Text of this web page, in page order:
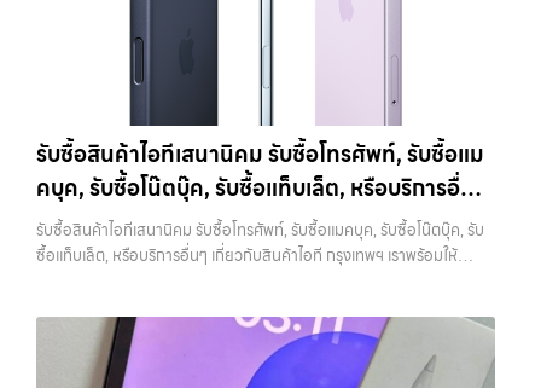
สิ่งที่ควรตรวจสอบ ได้แก่ หน้าจอมีรอยหรือไม่ กล้องใช้งานได้ปกติหรือไม่
ปุ่มต่างๆ กดได้ครบหรือไม่ ลำโพงและไมโครโฟนทำงานหรือไม่ อีกจุดที่
สำคัญคือแบตเตอรี่ ซึ่งสามารถตรวจสอบได้จากเมนู Battery Health หาก
เปอร์เซ็นต์ยังอยู่ในระดับสูง จะช่วยให้ได้ราคาดีกว่าเครื่องที่แบตเสื่อม ในบาง
กรณี การเปลี่ยนแบตก่อนขายอาจช่วยเพิ่มมูลค่าได้ แต่ควรคำนวณต้นทุนให้
ดีว่าคุ้มค่าหรือไม่ 6. เช็คราคาก่อนขายทุกครั้ง การรู้ราคาตลาดก่อนขายเป็น
สิ่งที่ช่วยให้คุณไม่เสียเปรียบ หลายคนขายโดยไม่เช็คข้อมูล ทำให้โดนกด
ราคามากกว่าที่ควรจะเป็น แนะนำให้ลองเปรียบเทียบราคาจากหลายแหล่ง
ทั้งร้านรับซื้อและช่องทางออนไลน์ เพื่อให้เห็นภาพรวมของราคาในตลาด
ครบช่วยเพิ่มราคา แม้จะไม่ใช่ปัจจัยหลัก แต่การมีอุปกรณ์ครบ เช่น กล่อง
สายชาร์จ หรืออุปกรณ์เสริม จะช่วยเพิ่มความน่าสนใจให้กับเครื่อง สำหรับ
บางรุ่น การมีกล่องครบอาจช่วยเพิ่มราคาได้พอสมควร เพราะผู้ซื้อสามารถ
ได้ที่ 15,400 บาทราคาตลาดมือสอง: 22,000 บาท
mini (ปี 2020)iPhone 12 เป็นรุ่นแรกที่รองรับ 5G พร้อมดีไซน์ขอบ
ขึ้นราคารับซื้อ iPhone 12:iPhone 12 64GB รับซื้อได้ที่ 8,750 บาทราคา
เว็บไซต์ที่คุณไว้วางใจได้ สำหรับบริการ รับซื้อ มือถือ iPhone, Samsung,
iPad, แท็บเล็ต ทุกยี่ห้อ ให้ราคาสูง พร้อมจ่ายเงินทันที ครอบคลุมพื้นที่
ลาดพร้าว, รัชดา, บางรัก, แจ้งวัฒนะ, บางแค, วัชรพล, รามอินทรา และเขต
กรุงเทพฯ ใกล้ “ใกล้ ฉัน” ที่สุด ในยุคที่สมาร์ทโฟน แท็บเล็ต และอุปกรณ์ไอที
ใหม่ๆ เปลี่ยนรุ่นกันแทบทุกช่วงเวลา อุปกรณ์ที่คุณใช้แล้วอาจกลายเป็นของ
ที่ไม่ได้ใช้งานอยู่เฉยๆ เว็บไซต์ของเราจึงเกิดขึ้นเพื่อเป็นทางเลือกให้คุณ
สามารถเปลี่ยนอุปกรณ์ที่ไม่ใช้แล้วให้กลายเป็นเงินสดได้ทันที ด้วยบริการ รับ
ซื้อไอโฟน, รับซื้อไอแพด, รับซื้อมือถือ, รับซื้อโทรศัพท์, รับซื้อโน๊ตบุ๊ค, รับซื้อ
แท็บเล็ต, รับซื้อสินค้าไอทีกรุงเทพมหานคร อย่างครบวงจร ไม่ว่าคุณจะอยู่
โซนเมืองหรือเขตชานเมือง เรามีทีมงานพร้อมให้บริการถึงที่ในพื้นที่ “ใกล้
ว่าอุปกรณ์แต่ละชิ้นไม่ใช่แค่เครื่องใช้ไฟฟ้า แต่เป็นทรัพย์สินที่มีมูลค่า คุณอาจ
ต้องการเปลี่ยนรุ่น หรือต้องการเงินด่วน เราจึงมอบบริการประเมินสภาพ
เครื่อง ฟรี ปราบปรามความยุ่งยากทั้งหลาย โดยเน้น โปร่งใส มั่นใจได้ และ
รับซื้อสินค้าไอทีเสนานิคม รับซื้อโทรศัพท์, รับซื้อแม
คบุค, รับซื้อโน๊ตบุ๊ค, รับซื้อแท็บเล็ต, หรือบริการอื่นๆ
เกี่ยวกับสินค้าไอที กรุงเทพฯ เราพร้อมให้บริการครบ
วงจร
รับซื้อสินค้าไอทีเสนานิคม รับซื้อโทรศัพท์, รับซื้อแมคบุค, รับซื้อโน๊ตบุ๊ค, รับ
ซื้อแท็บเล็ต, หรือบริการอื่นๆ เกี่ยวกับสินค้าไอที กรุงเทพฯ เราพร้อมให้
แจ้งวัฒนะ บางแค วัชรพล รามอินทรา รับซื้อสินค้าไอทีเสนานิคม — รับซื้อ
โทรศัพท์, รับซื้อแมคบุค, รับซื้อโน๊ตบุ๊ค, รับซื้อแท็บเล็ต, หรือบริการอื่นๆ เกี่ยว
กับสินค้าไอที กรุงเทพฯ เราพร้อมให้บริการครบวงจร รับซื้อสินค้าไอที